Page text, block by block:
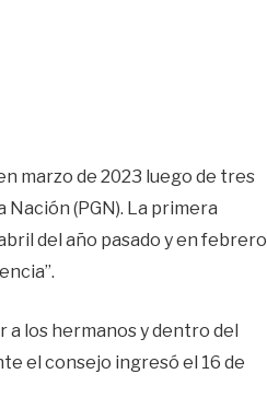
marzo de 2023 luego de tres
(PGN). La primera
del año pasado y en febrero
los hermanos y dentro del
el consejo ingresó el 16 de